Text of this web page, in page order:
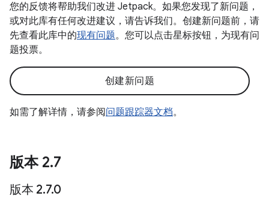
您的反馈将帮助我们改进 Jetpack。如果您发现了新问题，
或对此库有任何改进建议，请告诉我们。创建新问题前，请
先查看此库中的现有问题。您可以点击星标按钮，为现有问
题投票。
创建新问题
如需了解详情，请参阅问题跟踪器文档。
版本 2.7
版本 2.7.0